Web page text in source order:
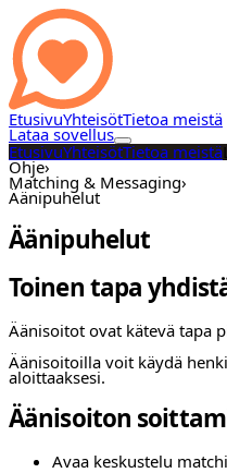
EtusivuYhteisötTietoa meistä
Lataa sovellus
EtusivuYhteisötTietoa meistä
Ohje›
Matching & Messaging›
Äänipuhelut
Äänipuhelut
Toinen tapa
Äänisoitot ovat kätevä tapa
Äänisoitoilla voit käydä
aloittaaksesi.
Äänisoiton
Avaa keskustelu